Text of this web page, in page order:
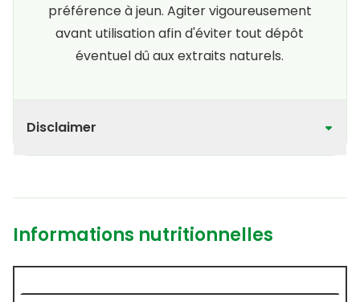
préférence à jeun. Agiter vigoureusement
avant utilisation afin d'éviter tout dépôt
éventuel dû aux extraits naturels.
Disclaimer
Informations nutritionnelles